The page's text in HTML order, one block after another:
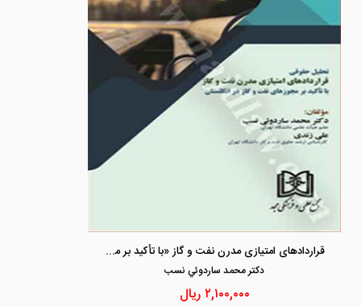
قراردادهای امتیازی مدرن نفت و گاز «با تأکید بر مجوز‌های نفت و گاز در انگلستان»
دكتر محمد ساردوئي نسب
۲,۱۰۰,۰۰۰ریال